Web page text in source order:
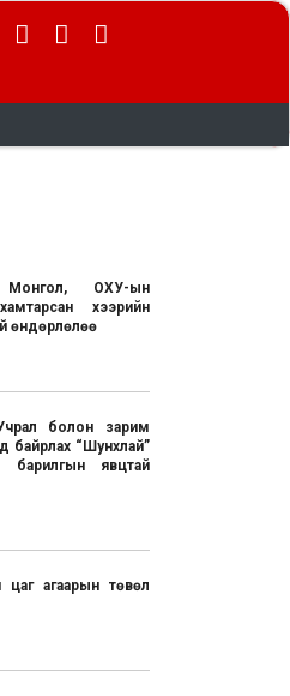
Монгол, ОХУ-ын
хээрийн
өндөрлөлөө
болон зарим
байрлах “Шунхлай”
барилгын явцтай
агаарын төвөл